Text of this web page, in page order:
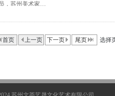
，苏州美术家…
首页 上一页 下一页 尾页 选择